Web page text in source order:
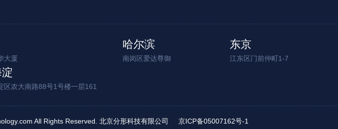
大厦
哈尔滨
南岗区爱达尊御
东京
江东区门前仲町1-7
区农大南路88号1号楼一层161
All Rights Reserved. 北京分形科技有限公司 京ICP备05007162号-1